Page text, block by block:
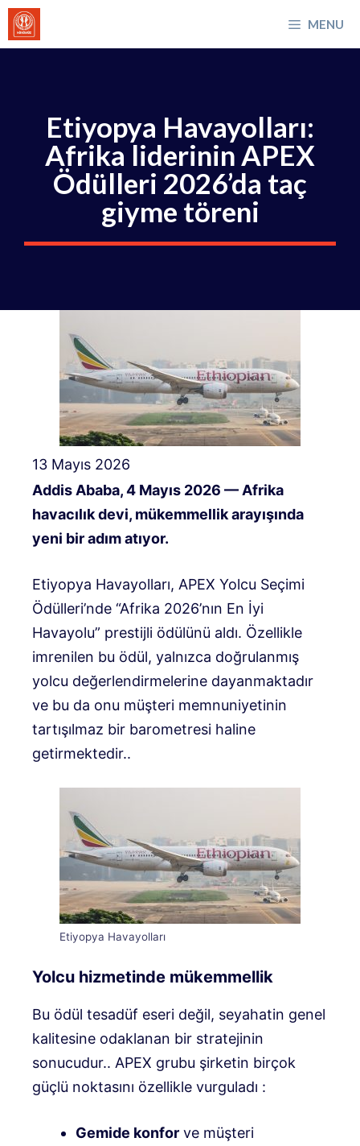
İçeriğe
atla
MENU
Etiyopya Havayolları:
Afrika liderinin APEX
Ödülleri 2026’da taç
giyme töreni
13 Mayıs 2026
Addis Ababa, 4 Mayıs 2026 — Afrika
havacılık devi, mükemmellik arayışında
yeni bir adım atıyor.
Etiyopya Havayolları, APEX Yolcu Seçimi
Ödülleri’nde “Afrika 2026’nın En İyi
Havayolu” prestijli ödülünü aldı. Özellikle
imrenilen bu ödül, yalnızca doğrulanmış
yolcu değerlendirmelerine dayanmaktadır
ve bu da onu müşteri memnuniyetinin
tartışılmaz bir barometresi haline
getirmektedir..
Etiyopya Havayolları
Yolcu hizmetinde mükemmellik
Bu ödül tesadüf eseri değil, seyahatin genel
kalitesine odaklanan bir stratejinin
sonucudur.. APEX grubu şirketin birçok
güçlü noktasını özellikle vurguladı :
Gemide konfor ve müşteri